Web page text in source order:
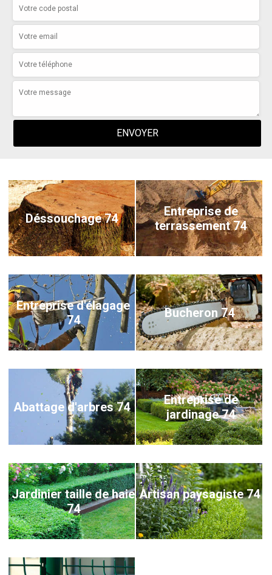
Déssouchage 74
Entreprise de
terrassement 74
Entreprise d'élagage
74
Bucheron 74
Abattage d'arbres 74
Entreprise de
jardinage 74
Jardinier taille de haie
74
Artisan paysagiste 74